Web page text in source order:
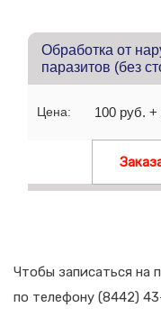
Обработка от
паразитов (без
Цена: 100 руб. +
Чтобы записаться на
по телефону (8442)